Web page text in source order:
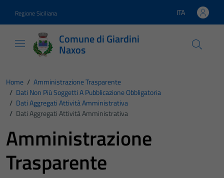
Regione Siciliana Lingua attiva:
ITA
Comune di Giardini
Naxos
Home / Amministrazione Trasparente
/ Dati Non Più Soggetti A Pubblicazione Obbligatoria
/ Dati Aggregati Attività Amministrativa
/ Dati Aggregati Attività Amministrativa
Amministrazione
Trasparente